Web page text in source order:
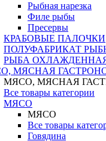
Рыбная нарезка
Филе рыбы
Пресервы
КРАБОВЫЕ ПАЛОЧКИ
ПОЛУФАБРИКАТ
РЫБА
МЯСНАЯ
МЯСО, МЯСНАЯ
Все товары категории
МЯСО
МЯСО
Все товары
Говядина